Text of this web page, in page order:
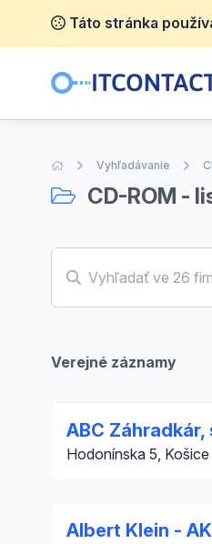
Táto stránka
Úvodná stránka
Vyhľadávanie
CD-ROM -
Verejné záznamy
ABC Záhradkár,
Hodonínska 5, Košice
Albert Klein -